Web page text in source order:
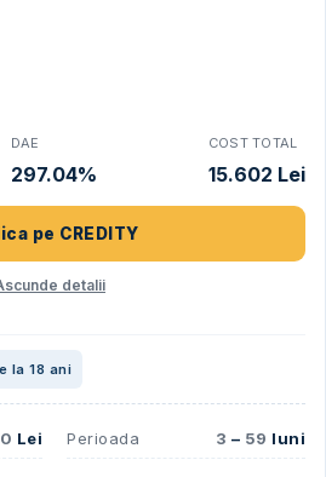
DAE
297.04%
COST TOTAL
15.602 Lei
pe CREDITY
detalii
la 18 ani
Lei Perioada 3 – 59 luni